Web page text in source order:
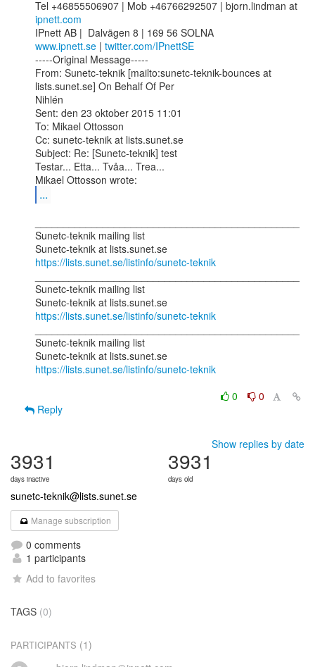
ipnett.com
www.ipnett.se | twitter.com/IPnettSE
-----Original Message-----
From: Sunetc-teknik [mailto:sunetc-teknik-bounces at
lists.sunet.se] On Behalf Of Per
Nihlén
Sent: den 23 oktober 2015 11:01
To: Mikael Ottosson
Cc: sunetc-teknik at lists.sunet.se
Subject: Re: [Sunetc-teknik] test
Testar... Etta... Tvåa... Trea...
...
Sunetc-teknik mailing list
https://lists.sunet.se/listinfo/sunetc-teknik
Sunetc-teknik mailing list
https://lists.sunet.se/listinfo/sunetc-teknik
Sunetc-teknik mailing list
https://lists.sunet.se/listinfo/sunetc-teknik
0
0
Reply
Show replies by date
3931
days inactive
3931
days old
sunetc-teknik@lists.sunet.se
Manage subscription
0 comments
1 participants
Add to favorites
TAGS (0)
PARTICIPANTS (1)